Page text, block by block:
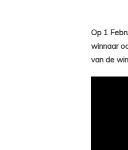
Op 1
winnaar
van de